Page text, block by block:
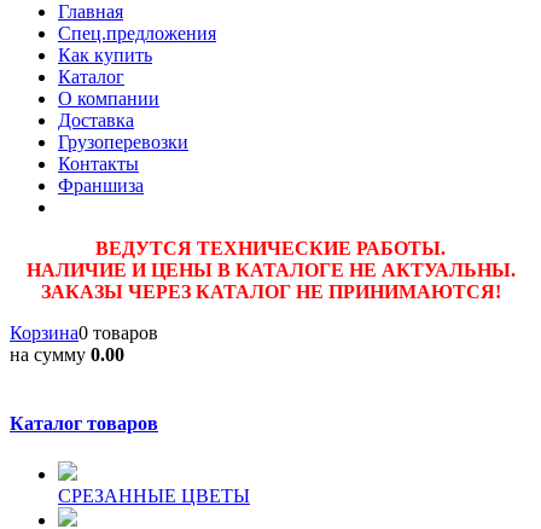
Главная
Спец.предложения
Как купить
Каталог
О компании
Доставка
Грузоперевозки
Контакты
Франшиза
ВЕДУТСЯ ТЕХНИЧЕСКИЕ РАБОТЫ.
НАЛИЧИЕ И ЦЕНЫ В КАТАЛОГЕ НЕ АКТУАЛЬНЫ.
ЗАКАЗЫ ЧЕРЕЗ КАТАЛОГ НЕ ПРИНИМАЮТСЯ!
Корзина0 товаров
на сумму 0.00
Каталог товаров
CPЕЗАННЫЕ ЦВЕТЫ